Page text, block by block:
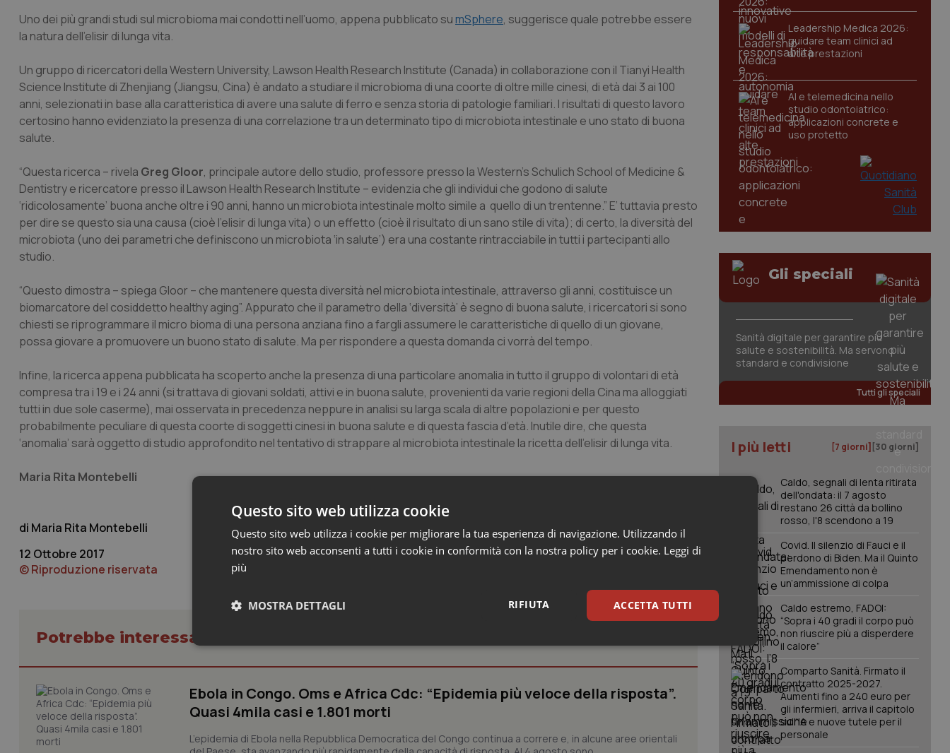
Uno dei più grandi studi sul microbioma mai condotti nell’uomo, appena pubblicato sumSphere, suggerisce quale potrebbe essere
la natura dell’elisir di lunga vita.
Un gruppo di ricercatori della Western University, Lawson Health Research Institute (Canada) in collaborazione con il Tianyi Health
Science Institute di Zhenjiang (Jiangsu, Cina) è andato a studiare il microbioma di una coorte di oltre mille cinesi, di età dai 3 ai 100
anni, selezionati in base alla caratteristica di avere una salute di ferro e senza storia di patologie familiari. I risultati di questo lavoro
certosino hanno evidenziato la presenza di una correlazione tra un determinato tipo di microbiota intestinale e uno stato di buona
salute.
“Questa ricerca – rivela Greg Gloor, principale autore dello studio, professore presso la Western's Schulich School of Medicine &
Dentistry e ricercatore presso il Lawson Health Research Institute – evidenzia che gli individui che godono di salute
‘ridicolosamente’ buona anche oltre i 90 anni, hanno un microbiota intestinale molto simile a quello di un trentenne.” E’ tuttavia presto
per dire se questo sia una causa (cioè l’elisir di lunga vita) o un effetto (cioè il risultato di un sano stile di vita); di certo, la diversità del
microbiota (uno dei parametri che definiscono un microbiota ‘in salute’) era una costante rintracciabile in tutti i partecipanti allo
studio.
“Questo dimostra – spiega Gloor – che mantenere questa diversità nel microbiota intestinale, attraverso gli anni, costituisce un
biomarcatore del cosiddetto healthy aging”. Appurato che il parametro della ‘diversità’ è segno di buona salute, i ricercatori si sono
chiesti se riprogrammare il micro bioma di una persona anziana fino a fargli assumere le caratteristiche di quello di un giovane,
possa giovare a promuovere un buono stato di salute. Ma per rispondere a questa domanda ci vorrà del tempo.
Infine, la ricerca appena pubblicata ha scoperto anche la presenza di una particolare anomalia in tutto il gruppo di volontari di età
compresa tra i 19 e i 24 anni (si trattava di giovani soldati, attivi e in buona salute, provenienti da varie regioni della Cina ma alloggiati
tutti in due sole caserme), mai osservata in precedenza neppure in analisi su larga scala di altre popolazioni e per questo
probabilmente peculiare di questa coorte di soggetti cinesi in buona salute e di questa fascia d’età. Inutile dire, che questa
‘anomalia’ sarà oggetto di studio approfondito nel tentativo di strappare al microbiota intestinale la ricetta dell’elisir di lunga vita.
Maria Rita Montebelli
Maria Rita Montebelli
12 Ottobre 2017
© Riproduzione riservata
Potrebbe interessarti in Scienza e Farmaci
Ebola in Congo. Oms e Africa Cdc: “Epidemia più veloce della risposta”.
Quasi 4mila casi e 1.801 morti
L’epidemia di Ebola nella Repubblica Democratica del Congo continua a correre e, in alcune aree orientali
Leadership Medica 2026:
guidare team clinici ad
alte prestazioni
AI e telemedicina nello
studio odontoiatrico:
applicazioni concrete e
uso protetto
Gli speciali
Sanità digitale per garantire più
salute e sostenibilità. Ma servono
standard e condivisione
Tutti gli speciali
I più letti [7 giorni] [30 giorni]
Caldo, segnali di lenta ritirata
dell'ondata: il 7 agosto
restano 26 città da bollino
rosso, l'8 scendono a 19
Covid. Il silenzio di Fauci e il
perdono di Biden. Ma il Quinto
Emendamento non è
un’ammissione di colpa
Caldo estremo, FADOI:
“Sopra i 40 gradi il corpo può
non riuscire più a disperdere
il calore”
Comparto Sanità. Firmato il
contratto 2025-2027.
Aumenti fino a 240 euro per
gli infermieri, arriva il capitolo
sull'IA e nuove tutele per il
personale
Questo sito web utilizza cookie
Questo sito web utilizza i cookie per migliorare la tua esperienza di navigazione. Utilizzando il
nostro sito web acconsenti a tutti i cookie in conformità con la nostra policy per i cookie. Leggi di
più
ACCETTA TUTTI
RIFIUTA
MOSTRA DETTAGLI
Necessari Statistici Marketing
Necessari Statistici Marketing